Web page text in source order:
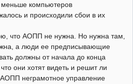
меньше компьютеров
и происходили сбои в их
что АОПП не нужна. Но нужна там,
а люди ее предписывающие
должны от начала до конца
они хотят видеть и решит ли
АОПП неграмотное управление